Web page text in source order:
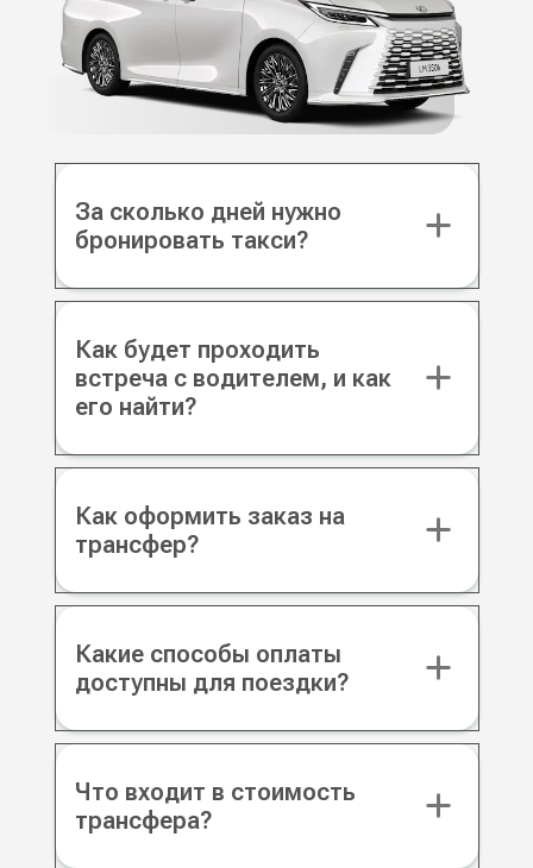
За сколько дней нужно
бронировать такси?
Как будет проходить
встреча с водителем, и как
его найти?
Как оформить заказ на
трансфер?
Какие способы оплаты
доступны для поездки?
Что входит в стоимость
трансфера?